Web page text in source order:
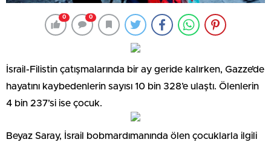
Ankara Son Dakika Haberleri Ankara Son Dakika Ankara Haberleri
198
9 Kasım 2023
Beyaz Saray, Gazze’de İsrail
bombardımanında ölen çocuklar
için Hamas’ı suçladı